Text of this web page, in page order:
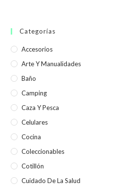
Categorías
Accesorios
Arte Y Manualidades
Baño
Camping
Caza Y Pesca
Celulares
Cocina
Coleccionables
Cotillón
Cuidado De La Salud